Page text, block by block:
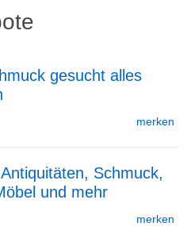
gesucht alles
merken
Schmuck,
und mehr
merken